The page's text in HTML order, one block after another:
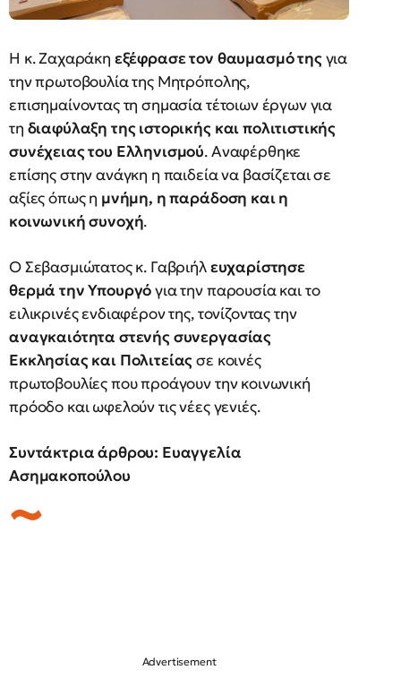
Η κ. Ζαχαράκη εξέφρασε τον θαυμασμό τηςγια
την πρωτοβουλία της Μητρόπολης,
επισημαίνοντας τη σημασία τέτοιων έργων για
τη διαφύλαξη της ιστορικής και πολιτιστικής
συνέχειας του Ελληνισμού. Αναφέρθηκε
επίσης στην ανάγκη η παιδεία να βασίζεται σε
αξίες όπως η μνήμη, η παράδοση και η
κοινωνική συνοχή.
Ο Σεβασμιώτατος κ. Γαβριήλευχαρίστησε
θερμά την Υπουργόγια την παρουσία και το
ειλικρινές ενδιαφέρον της, τονίζοντας την
αναγκαιότητα στενής συνεργασίας
Εκκλησίας και Πολιτείαςσε κοινές
πρωτοβουλίες που προάγουν την κοινωνική
πρόοδο και ωφελούν τις νέες γενιές.
Συντάκτρια άρθρου: Ευαγγελία
Ασημακοπούλου